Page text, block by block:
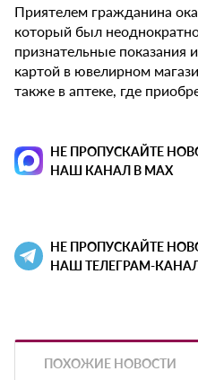
Приятелем гражданина
который был
признательные показания
картой в ювелирном
также в аптеке, где
НЕ ПРОПУСКАЙТЕ
НАШ КАНАЛ В MAX
НЕ ПРОПУСКАЙТЕ
НАШ ТЕЛЕГРАМ-
ПОХОЖИЕ НОВОСТИ